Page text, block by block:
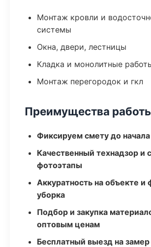
Монтаж кровли и
системы
Окна, двери, лестницы
Кладка и монолитные
Монтаж перегородок и гкл
Преимущества
Фиксируем смету до
Качественный технадзор и
фотоэтапы
Аккуратность на объекте и
уборка
Подбор и закупка
оптовым ценам
Бесплатный выезд на замер